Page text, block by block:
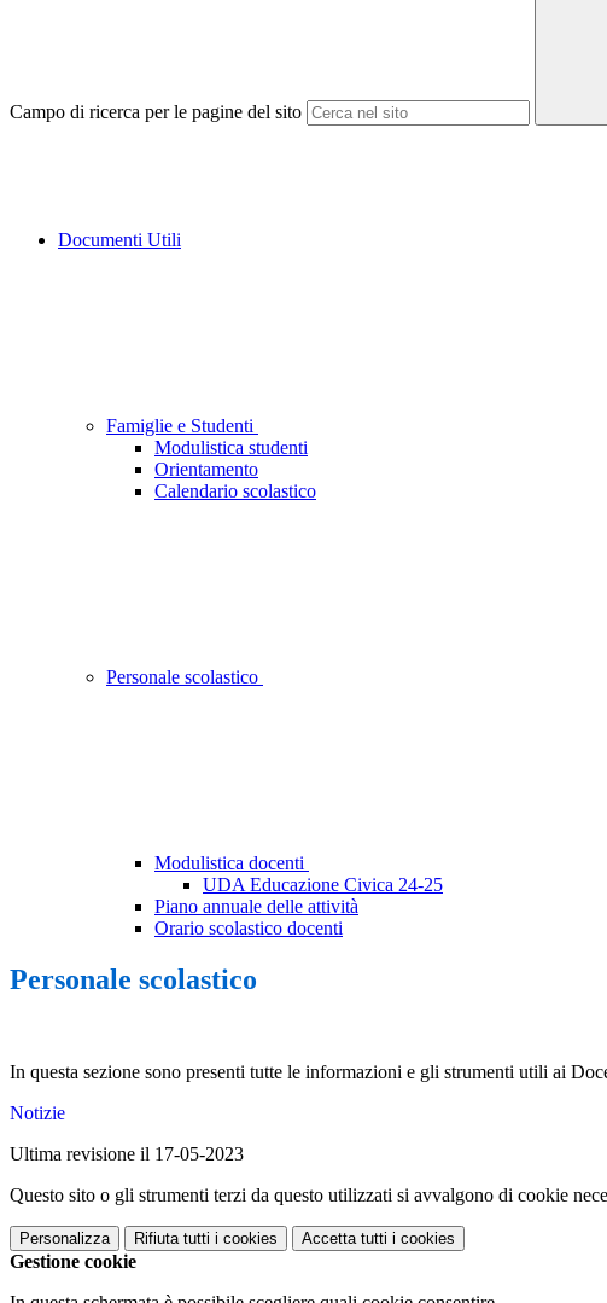
Campo di ricerca per le pagine del sito
Documenti Utili
Famiglie e Studenti
Modulistica studenti
Orientamento
Calendario scolastico
Personale scolastico
Modulistica docenti
UDA Educazione Civica 24-25
Piano annuale delle attività
Orario scolastico docenti
Personale scolastico
In questa sezione sono presenti tutte le informazioni e gli strumenti utili ai
Notizie
Ultima revisione il 17-05-2023
Questo sito o gli strumenti terzi da questo utilizzati si avvalgono di cookie
Personalizza Rifiuta tutti i cookies Accetta tutti i cookies
Gestione cookie